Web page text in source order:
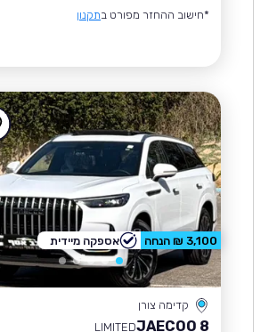
*חישוב ההחזר מפורט בתקנון
קדימה צורן
JAECOO 8
LIMITED
3,100 ₪ הנחה אספקה מיידית